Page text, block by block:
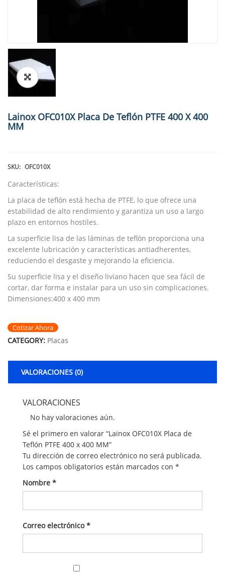
🔍
Lainox OFC010X Placa De Teflón PTFE 400 X 400
MM
SKU: OFC010X
Características:
La placa de teflón está hecha de PTFE, lo que ofrece una
estabilidad de alto rendimiento y garantiza un uso a largo
plazo en entornos hostiles.
La superficie lisa de las láminas de teflón proporciona una
excelente lubricación y características antiadherentes,
reduciendo el desgaste y mejorando la eficiencia.
Su superficie lisa y el diseño liviano hacen que sea fácil de
cortar, dar forma e instalar para un uso sin complicaciones.
Dimensiones:400 x 400 mm
Cotizar Ahora
CATEGORY: Placas
VALORACIONES (0)
VALORACIONES
No hay valoraciones aún.
Sé el primero en valorar “Lainox OFC010X Placa de
Teflón PTFE 400 x 400 MM”
Tu dirección de correo electrónico no será publicada.
Los campos obligatorios están marcados con *
Nombre *
Correo electrónico*